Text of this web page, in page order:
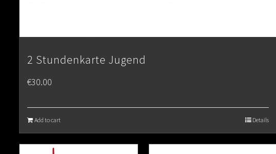
2 Stundenkarte Jugend
€30.00
Add to cart Details